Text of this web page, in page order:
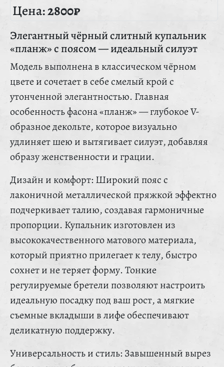
Цена:2800₽
Элегантный чёрный слитный купальник
«планж» с поясом — идеальный силуэт
Модель выполнена в классическом чёрном
цвете и сочетает в себе смелый крой с
утонченной элегантностью. Главная
особенность фасона «планж» — глубокое V-
образное декольте, которое визуально
удлиняет шею и вытягивает силуэт, добавляя
образу женственности и грации.
Дизайн и комфорт: Широкий пояс с
лаконичной металлической пряжкой эффектно
подчеркивает талию, создавая гармоничные
пропорции. Купальник изготовлен из
высококачественного матового материала,
который приятно прилегает к телу, быстро
сохнет и не теряет форму. Тонкие
регулируемые бретели позволяют настроить
идеальную посадку под ваш рост, а мягкие
съемные вкладыши в лифе обеспечивают
деликатную поддержку.
Универсальность и стиль: Завышенный вырез